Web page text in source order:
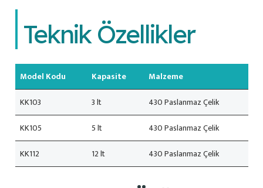
Teknik Özellikler
Model Kodu Kapasite
Malzeme
KK103
3 lt
430 Paslanmaz Çelik
KK105
5 lt
430 Paslanmaz Çelik
KK112
12 lt 430 Paslanmaz Çelik